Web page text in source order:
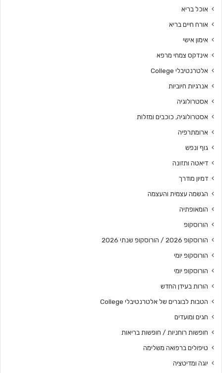
אוכל בריא
אורח חיים בריא
אימון אישי
אינדקס צמחי מרפא
אלטרנטיבלי College
אנרגיות חיוביות
אסטרולוגיה
אסטרולוגיה, כוכבים ומזלות
ארומתרפיה
גוף ונפש
דיאטה ותזונה
דמיון מודרך
הגשמה עצמית והעצמה
הומאופתיה
הורוסקופ
הורוסקופ 2026 / הורוסקופ שנתי 2026
הורוסקופ יומי
הורוסקופ יומי
הורות בעידן החדש
הטבות לבוגרים של אלטרנטיבלי College
חגים ומועדים
חופשות רוחניות / חופשות בריאות
טיפולים ברפואה משלימה
יוגה ומדיטציה